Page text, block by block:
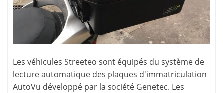
Les véhicules Streeteo sont équipés du système de
lecture automatique des plaques d'immatriculation
AutoVu développé par la société Genetec. Les